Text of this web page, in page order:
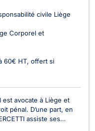
civile Liège
Corporel et
60€ HT, offert si
est avocate à Liège et
pénal. D’une part, en
assiste ses